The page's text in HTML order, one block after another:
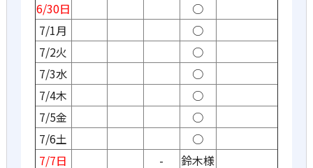
6/30日
○
7/1月
○
7/2火
○
7/3水
○
7/4木
○
7/5金
○
7/6土
○
7/7日
-
鈴木様